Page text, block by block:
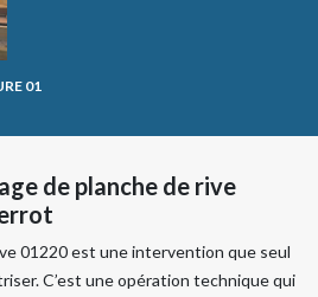
01
de planche de rive
01220 est une intervention que seul
C’est une opération technique qui